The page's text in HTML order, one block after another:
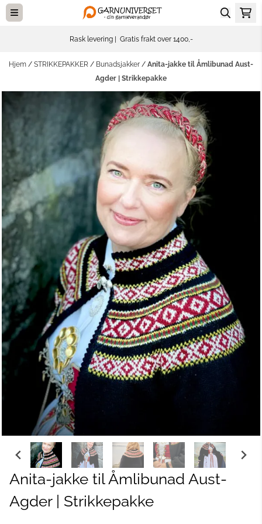
Hopp til innhold
Rask levering | Gratis frakt over 1400,-
Hjem / STRIKKEPAKKER / Bunadsjakker / Anita-jakke til Åmlibunad Aust-
Agder | Strikkepakke
Anita-jakke til Åmlibunad Aust-
Agder | Strikkepakke